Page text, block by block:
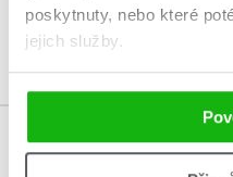
poskytnuty, nebo které
jejich služby.
Přihlásit
MOHLO BY